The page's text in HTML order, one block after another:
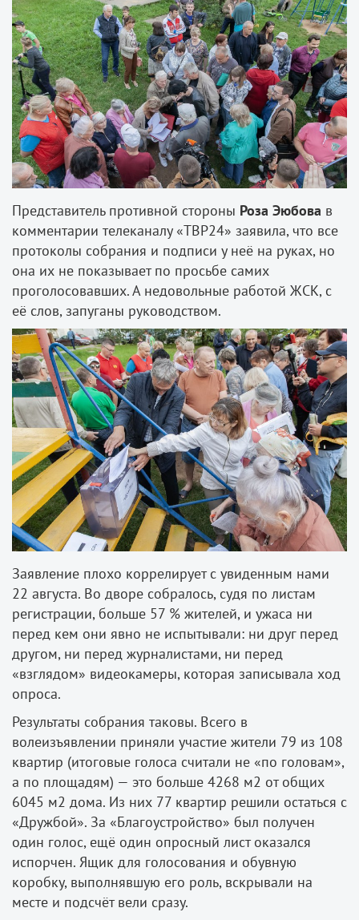
Представитель противной стороны Роза Эюбова в
комментарии телеканалу «ТВР24» заявила, что все
протоколы собрания и подписи у неё на руках, но
она их не показывает по просьбе самих
проголосовавших. А недовольные работой ЖСК, с
её слов, запуганы руководством.
Заявление плохо коррелирует с увиденным нами
22 августа. Во дворе собралось, судя по листам
регистрации, больше 57 % жителей, и ужаса ни
перед кем они явно не испытывали: ни друг перед
другом, ни перед журналистами, ни перед
«взглядом» видеокамеры, которая записывала ход
опроса.
Результаты собрания таковы. Всего в
волеизъявлении приняли участие жители 79 из 108
квартир (итоговые голоса считали не «по головам»,
а по площадям) — это больше 4268 м2 от общих
6045 м2 дома. Из них 77 квартир решили остаться с
«Дружбой». За «Благоустройство» был получен
один голос, ещё один опросный лист оказался
испорчен. Ящик для голосования и обувную
коробку, выполнявшую его роль, вскрывали на
месте и подсчёт вели сразу.